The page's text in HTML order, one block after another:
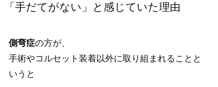
「手だてがない」と感じていた理由
側弯症の方が、
手術やコルセット装着以外に取り組まれることと
いうと